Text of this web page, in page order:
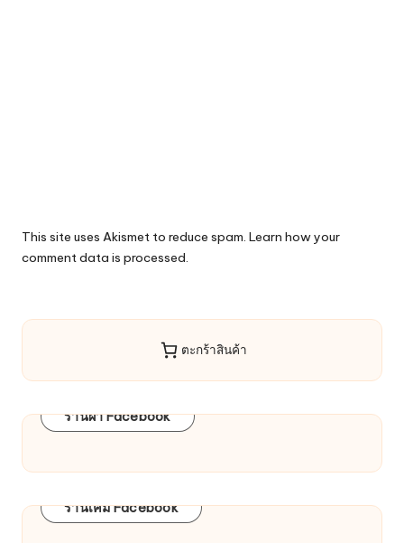
This site uses Akismet to reduce spam. Learn how your
comment data is processed.
ตะกร้าสินค้า
ร้านผ้า Facebook
ร้านเคมี Facebook